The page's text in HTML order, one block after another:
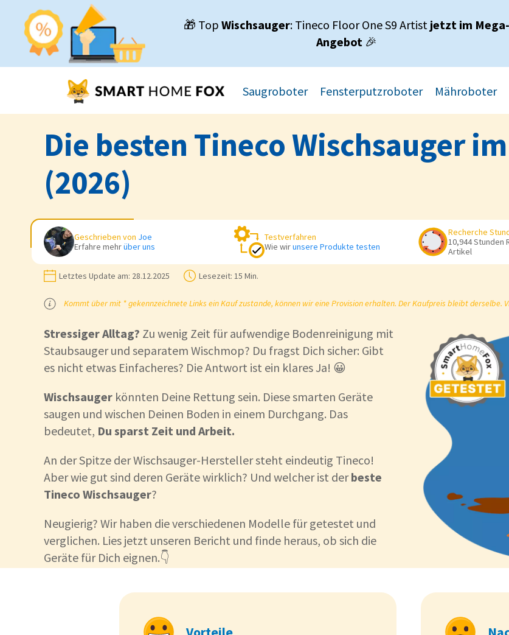
🎁 Top Wischsauger: Tineco Floor One S9 Artist jetzt im Mega-
Angebot 🎉
Saugroboter Fensterputzroboter Mähroboter
Die besten Tineco Wischsauger
(2026)
Geschrieben von Joe
Erfahre mehrüber uns
Testverfahren
Wie wirunsere Produkte testen
Recherche
10,944 Stunden
Artikel
Letztes Update am: 28.12.2025 Lesezeit: 15 Min.
Kommt über mit * gekennzeichnete Links ein Kauf zustande, können wir eine Provision erhalten. Der Kaufpreis bleibt derselbe.
Stressiger Alltag? Zu wenig Zeit für aufwendige Bodenreinigung mit
Staubsauger und separatem Wischmop? Du fragst Dich sicher: Gibt
es nicht etwas Einfacheres? Die Antwort ist ein klares Ja! 😀
Wischsauger könnten Deine Rettung sein. Diese smarten Geräte
saugen und wischen Deinen Boden in einem Durchgang. Das
bedeutet, Du sparst Zeit und Arbeit.
An der Spitze der Wischsauger-Hersteller steht eindeutig Tineco!
Aber wie gut sind deren Geräte wirklich? Und welcher ist derbeste
Tineco Wischsauger?
Neugierig? Wir haben die verschiedenen Modelle für getestet und
verglichen. Lies jetzt unseren Bericht und finde heraus, ob sich die
Geräte für Dich eignen.👇